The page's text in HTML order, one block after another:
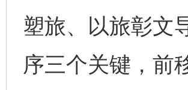
塑旅、以旅彰文
序三个关键，前